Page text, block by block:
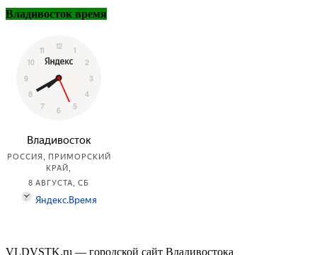
Владивосток время
VLDVSTK.ru — городской сайт Владивостока